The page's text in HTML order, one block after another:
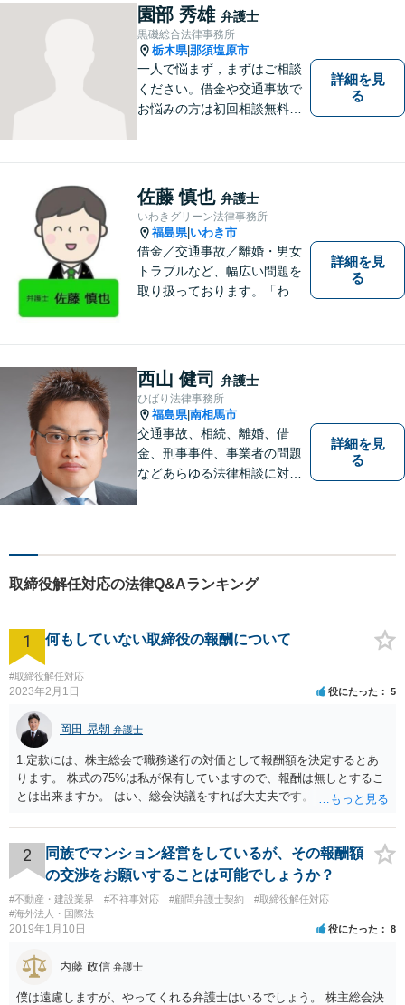
園部 秀雄 弁護士
黒磯総合法律事務所
栃木県|那須塩原市
一人で悩まず，まずはご相談
ください。借金や交通事故で
お悩みの方は初回相談無料で
詳細を見
る
佐藤 慎也 弁護士
いわきグリーン法律事務所
福島県| いわき市
借金／交通事故／離婚・男女
トラブルなど、幅広い問題を
取り扱っております。「わか
頼者様の問題を解決してまい
ります。【無料駐車場あり】
詳細を見
る
西山 健司 弁護士
ひばり法律事務所
福島県|南相馬市
交通事故、相続、離婚、借
金、刑事事件、事業者の問題
などあらゆる法律相談に対応
ごとがありましたら、まずは
詳細を見
る
取締役解任対応の法律Q&Aランキング
1 何もしていない取締役の報酬について
#取締役解任対応
2023年2月1日 役にたった 5
岡田 晃朝 弁護士
1.定款には、株主総会で職務遂行の対価として報酬額を決定するとあ
ります。 株式の75%は私が保有していますので、報酬は無しとするこ
とは出来ますか。 はい、総会決議をすれば大丈夫です。 一応、就任時
必要がありますが、本件では、そういう約束も無いようですし、大丈
夫でしょう。 2.定款には、任期も総会で決めるとありますので、短縮
して、取締役を任期満了で辞めてもらっても良いでしょうか？ 途中で
の退職は正当事由が必要です。 解任は自由に可能ですが、正当事由が
無ければ、損害賠償の対象になります。 もっとも、元より無報酬な
ら、損害が無いようには思いますが、その点、何か言ってくるかもし
2
同族でマンション経営をしているが、その報酬額
の交渉をお願いすることは可能でしょうか？
#不動産・建設業界 #不祥事対応 #顧問弁護士契約
#取締役解任対応
#海外法人・国際法
2019年1月10日 役にたった 8
内藤 政信 弁護士
僕は遠慮しますが、やってくれる弁護士はいるでしょう。 株主総会決